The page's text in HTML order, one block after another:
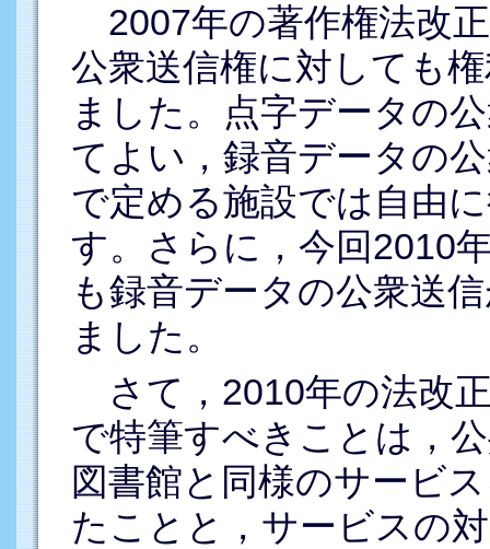
2007年の著作権法改
公衆送信権に対しても
ました。点字データの
てよい，録音データの
で定める施設では自由
す。さらに，今回2010
も録音データの公衆送
ました。
さて，2010年の法改
で特筆すべきことは，
図書館と同様のサービ
たことと，サービスの